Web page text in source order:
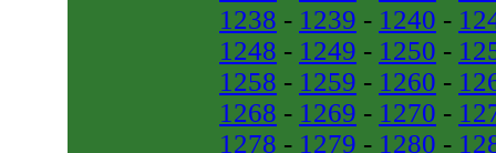
1238 - 1239 - 1240 -
1248 - 1249 - 1250 -
1258 - 1259 - 1260 -
1268 - 1269 - 1270 -
1278 - 1279 - 1280 -